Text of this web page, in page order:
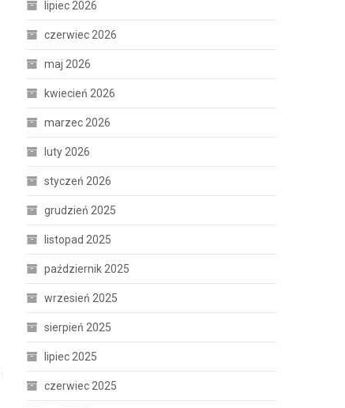
lipiec 2026
czerwiec 2026
maj 2026
kwiecień 2026
marzec 2026
luty 2026
styczeń 2026
grudzień 2025
listopad 2025
październik 2025
wrzesień 2025
sierpień 2025
lipiec 2025
czerwiec 2025